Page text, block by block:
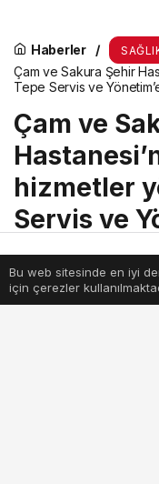
Haberler
Çam ve Sakura Şehir
Tepe Servis ve
Çam ve
hizmetler
Servis ve
menik
17 Şubat 2024,
Bu web sitesinde en iyi
için çerezler
Anasayfa